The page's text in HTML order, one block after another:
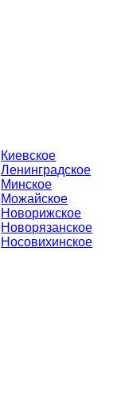
Киевское
Ленинградское
Минское
Можайское
Новорижское
Новорязанское
Носовихинское